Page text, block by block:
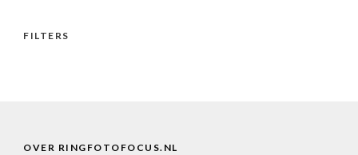
FILTERS
OVER RINGFOTOFOCUS.NL